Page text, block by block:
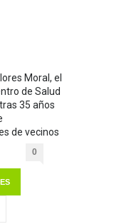
Moral, el
de Salud
35 años
de vecinos
0